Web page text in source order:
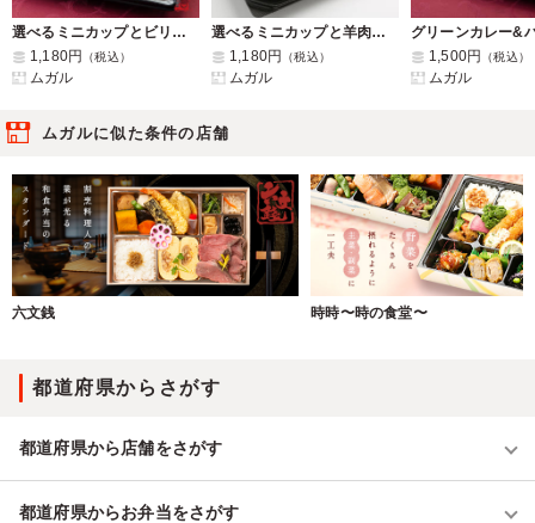
選べるミニカップとビリヤニライスセット
1,180円
（税込）
ムガル
選べるミニカップと羊肉とひよこ豆のトルコ風煮込みセット
1,180円
（税込）
ムガル
1,500円 （税込）
ムガル
ムガルに似た条件の店舗
六文銭 時時〜時の食堂〜
都道府県からさがす
都道府県から店舗をさがす
都道府県からお弁当をさがす